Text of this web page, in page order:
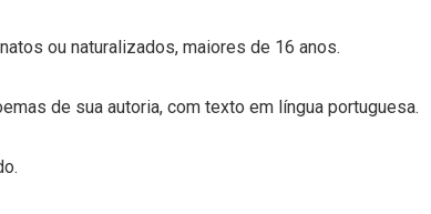
ou naturalizados, maiores de 16 anos.
de sua autoria, com texto em língua portuguesa.